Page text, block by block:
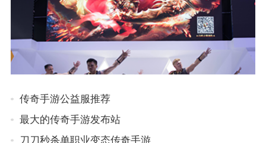
传奇手游公益服推荐
最大的传奇手游发布站
刀刀秒杀单职业变态传奇手游